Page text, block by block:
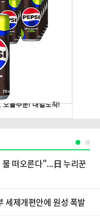
떠오른다"...日 누리꾼
제개편안에 원성 폭발